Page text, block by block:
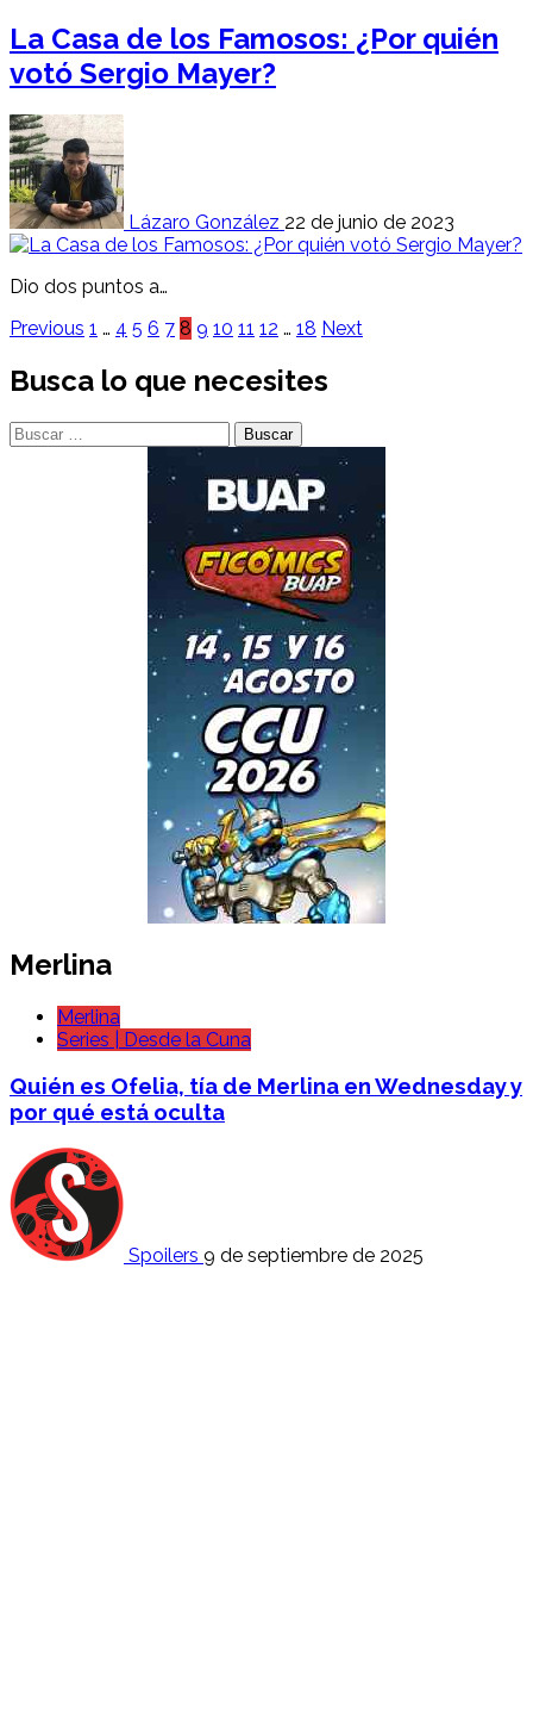
La Casa de los Famosos: ¿Por quién
votó Sergio Mayer?
Lázaro González 22 de junio de 2023
Dio dos puntos a…
Paginación
de
entradas
Previous 1 … 4 5 6 7 8 9 10 11 12 … 18 Next
Busca lo que necesites
Buscar:
Merlina
Merlina
Series | Desde la Cuna
Quién es Ofelia, tía de Merlina en Wednesday y
por qué está oculta
Spoilers 9 de septiembre de 2025